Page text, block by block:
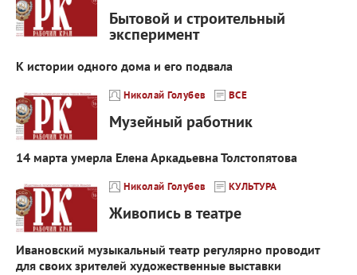
Бытовой и строительный
эксперимент
К истории одного дома и его подвала
Николай Голубев ВСЕ
Музейный работник
14 марта умерла Елена Аркадьевна Толстопятова
Николай Голубев КУЛЬТУРА
Живопись в театре
Ивановский музыкальный театр регулярно проводит
для своих зрителей художественные выставки